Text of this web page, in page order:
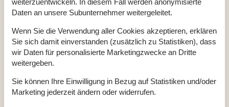
während Sie beim Angeln an der Ostseeküste oder an einem
Auch an Sehenswürdigkeiten fehlt es der Region nicht. In
Stovby finden Sie eine beeindruckende Bockwindmühle aus
dem Jahr 1668. Sie fiel mehrmals den Flammen zum Opfer,
wurde aber immer wieder aufgebaut. Heute kann die Mühle
besichtigt werden.
weiterzuentwickeln. In diesem Fall werden anonymisierte
Daten an unsere Subunternehmer weitergeleitet.
Wenn Sie die Verwendung aller Cookies akzeptieren, erklären
Sie sich damit einverstanden (zusätzlich zu Statistiken), dass
wir Daten für personalisierte Marketingzwecke an Dritte
weitergeben.
Sie können Ihre Einwilligung in Bezug auf Statistiken und/oder
Marketing jederzeit ändern oder widerrufen.